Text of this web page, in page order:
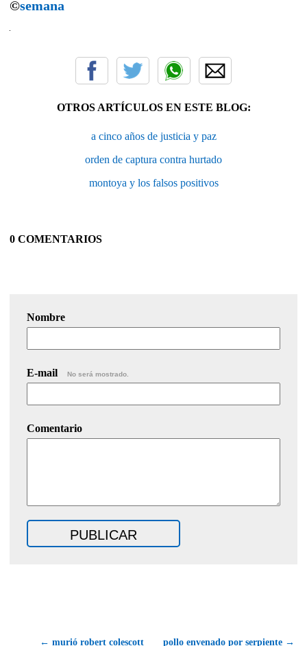
©semana
OTROS ARTÍCULOS EN ESTE BLOG:
a cinco años de justicia y paz
orden de captura contra hurtado
montoya y los falsos positivos
0 COMENTARIOS
Nombre
E-mail No será mostrado.
Comentario
← murió robert colescott pollo envenado por serpiente →